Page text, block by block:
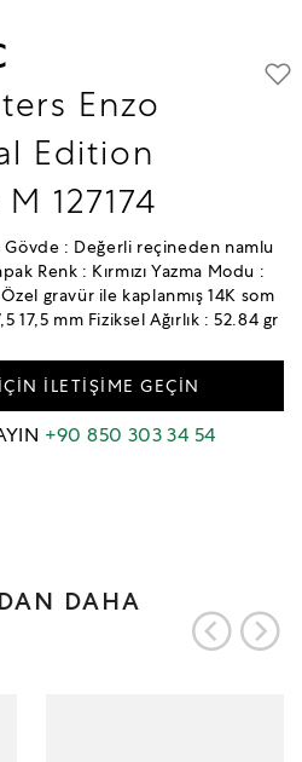
Enzo
Edition
127174
Gövde : Değerli reçineden namlu
Renk : Kırmızı Yazma Modu :
gravür ile kaplanmış 14K som
17,5 mm Fiziksel Ağırlık : 52.84 gr
İLETİŞİME GEÇİN
+90 850 303 34 54
DAHA